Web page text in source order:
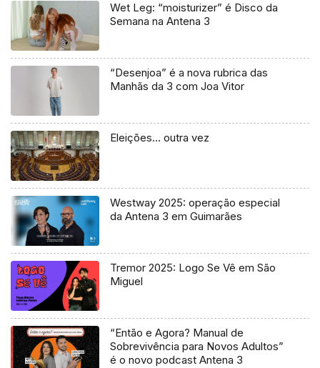
Wet Leg: “moisturizer” é Disco da
Semana na Antena 3
“Desenjoa” é a nova rubrica das
Manhãs da 3 com Joa Vitor
Eleições… outra vez
Westway 2025: operação especial
da Antena 3 em Guimarães
Tremor 2025: Logo Se Vê em São
Miguel
“Então e Agora? Manual de
Sobrevivência para Novos Adultos”
é o novo podcast Antena 3